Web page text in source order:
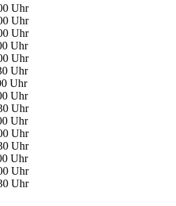
Uhr
Uhr
Uhr
Uhr
Uhr
Uhr
Uhr
Uhr
Uhr
Uhr
Uhr
Uhr
Uhr
Uhr
Uhr